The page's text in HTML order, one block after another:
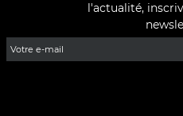
l'actualité,